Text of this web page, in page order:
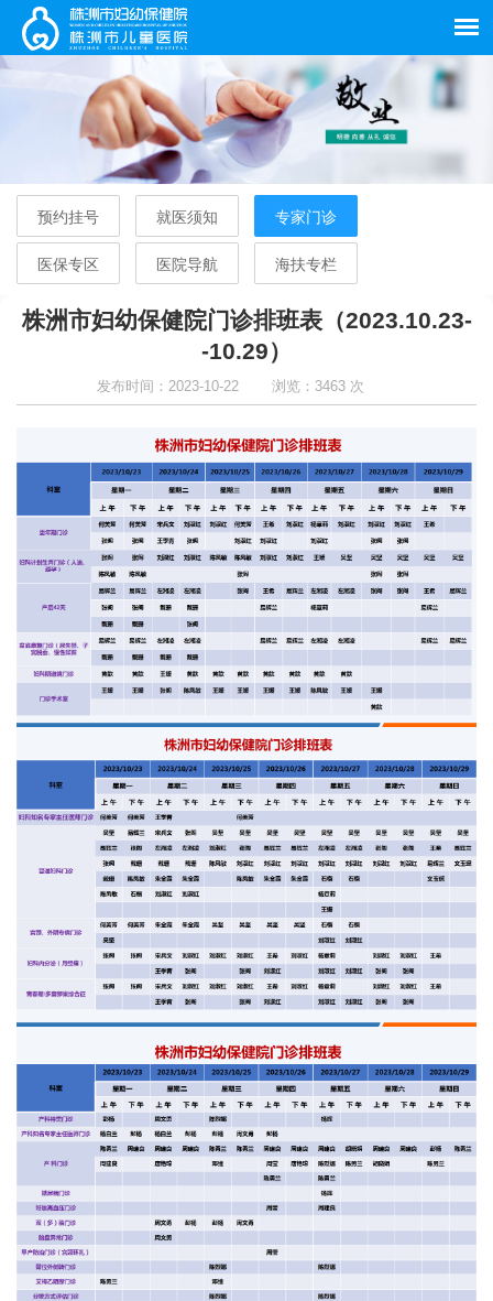
预约挂号 就医须知 专家门诊
医保专区 医院导航 海扶专栏
株洲市妇幼保健院门诊排班表（2023.10.23-
-10.29）
发布时间：2023-10-22 浏览：3463 次